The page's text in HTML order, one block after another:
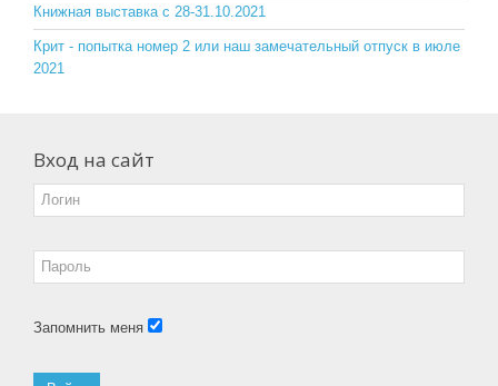
Книжная выставка с 28-31.10.2021
Крит - попытка номер 2 или наш замечательный отпуск в июле
2021
Вход на сайт
Запомнить меня